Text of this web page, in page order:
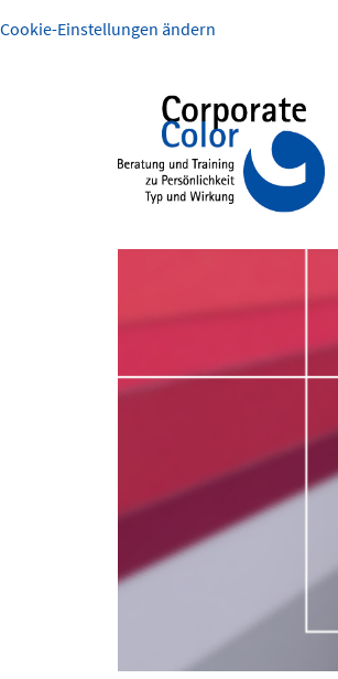
Cookie-Einstellungen ändern